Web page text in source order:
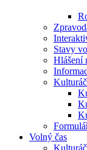
Stavy
Hlášení
Volný čas